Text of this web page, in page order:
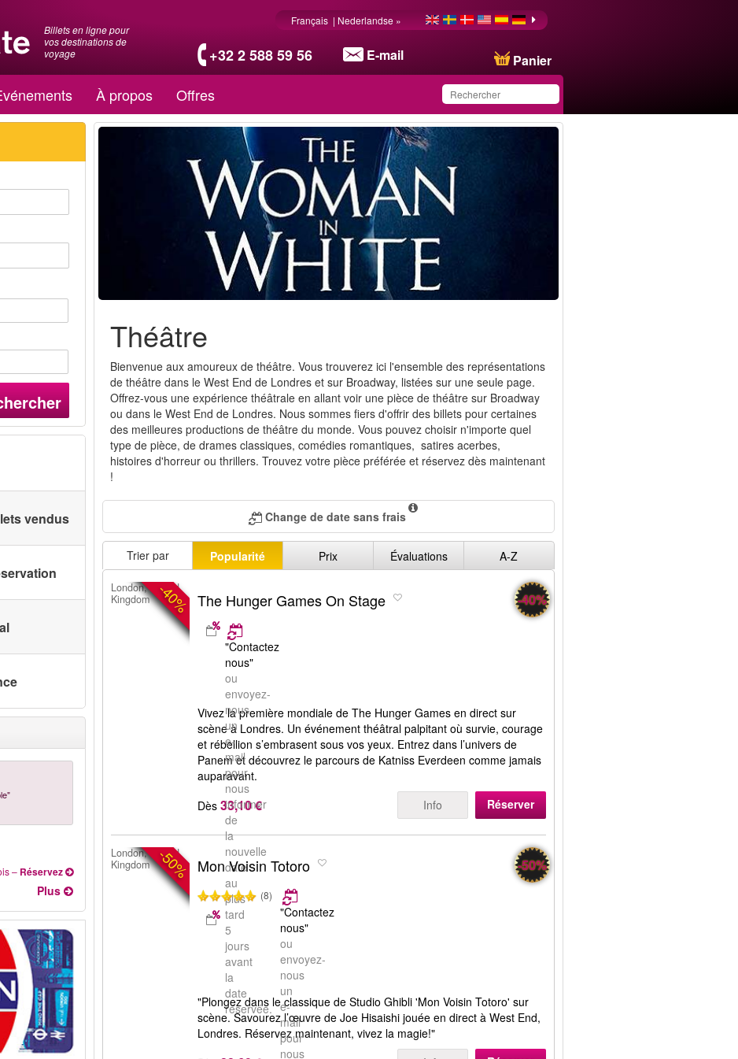
Billets en ligne pour
vos destinations de
voyage
+32 2 588 59 56 E-mail Panier
Français | Nederlandse »
À propos Offres
Ce produit a été
sauvegardé dans votre
liste.
vendus
– Réservez
Plus
Théâtre
Bienvenue aux amoureux de théâtre. Vous trouverez ici l'ensemble des représentations
de théâtre dans le West End de Londres et sur ​​Broadway, listées sur une seule page.
Offrez-vous une expérience théâtrale en allant voir une pièce de théâtre sur Broadway
ou dans le West End de Londres. Nous sommes fiers d'offrir des billets pour certaines
des meilleures productions de théâtre du monde. Vous pouvez choisir n'importe quel
type de pièce, de drames classiques, comédies romantiques, satires acerbes,
histoires d'horreur ou thrillers. Trouvez votre pièce préférée et réservez dès maintenant
!
Change de date sans frais
Trier par Popularité Prix Évaluations A-Z
-40%
London, United
Kingdom
The Hunger Games On Stage
"Contactez
nous"
ou
envoyez-
nous
un
e-
mail
pour
nous
informer
de
la
nouvelle
date
au
plus
tard
5
jours
avant
la
date
réservée.
-40%
Vivez la première mondiale de The Hunger Games en direct sur
scène à Londres. Un événement théâtral palpitant où survie, courage
et rébellion s’embrasent sous vos yeux. Entrez dans l’univers de
Panem et découvrez le parcours de Katniss Everdeen comme jamais
auparavant.
Dès 33,10 € Info Réserver
-50%
London, United
Kingdom
Mon Voisin Totoro
(8)
"Contactez
nous"
ou
envoyez-
nous
un
e-
mail
pour
nous
-50%
"Plongez dans le classique de Studio Ghibli 'Mon Voisin Totoro' sur
scène. Savourez l’œuvre de Joe Hisaishi jouée en direct à West End,
Londres. Réservez maintenant, vivez la magie!"